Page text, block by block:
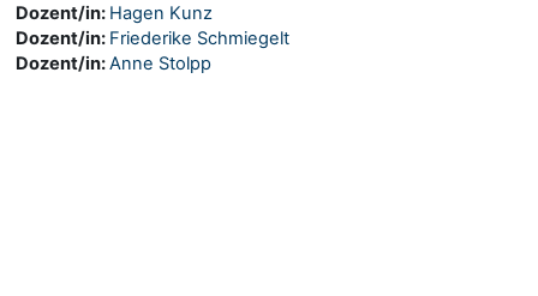
Dozent/in: Hagen Kunz
Dozent/in: Friederike Schmiegelt
Dozent/in:Anne Stolpp